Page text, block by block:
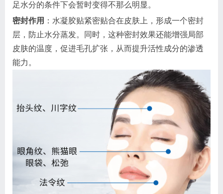
足水分的条件下会暂时变得不那么明显。
密封作用 ：水凝胶贴紧密贴合在皮肤上，形成一个密封
层，防止水分蒸发。同时，这种密封效果还能增强局部
皮肤的温度，促进毛孔扩张，从而提升活性成分的渗透
能力。